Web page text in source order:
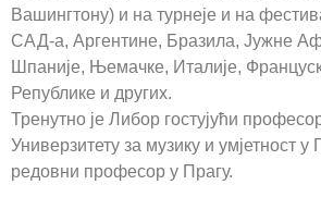
Вашингтону) и на турнеје и на
САД-а, Аргентине, Бразила, Јужне
Шпаније, Њемачке, Италије,
Републике и других.
Тренутно је Либор гостујући
Универзитету за музику и умјетност у
редовни професор у Прагу.